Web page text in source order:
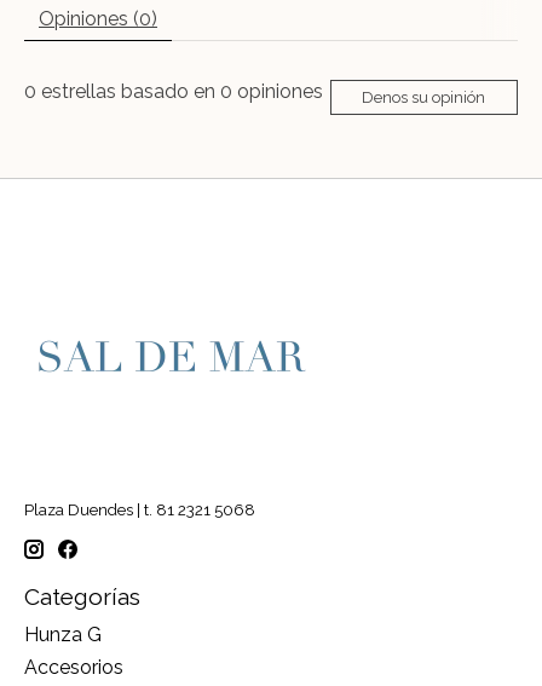
Opiniones (0)
0 estrellas basado en 0 opiniones Denos su opinión
Plaza Duendes | t. 81 2321 5068
Categorías
Hunza G
Accesorios